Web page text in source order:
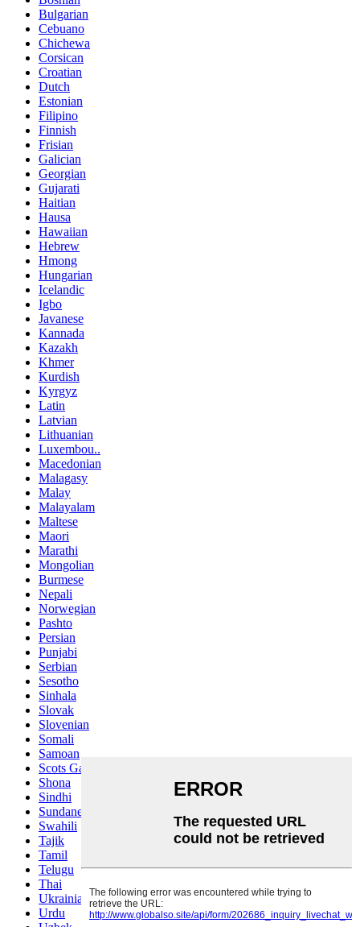
Bulgarian
Cebuano
Chichewa
Corsican
Croatian
Dutch
Estonian
Filipino
Finnish
Frisian
Galician
Georgian
Gujarati
Haitian
Hausa
Hawaiian
Hebrew
Hmong
Hungarian
Icelandic
Igbo
Javanese
Kannada
Kazakh
Khmer
Kurdish
Kyrgyz
Latin
Latvian
Lithuanian
Luxembou..
Macedonian
Malagasy
Malay
Malayalam
Maltese
Maori
Marathi
Mongolian
Burmese
Nepali
Norwegian
Pashto
Persian
Punjabi
Serbian
Sesotho
Sinhala
Slovak
Slovenian
Somali
Samoan
Scots Gaelic
Shona
Sindhi
Sundanese
Swahili
Tajik
Tamil
Telugu
Thai
Ukrainian
Urdu